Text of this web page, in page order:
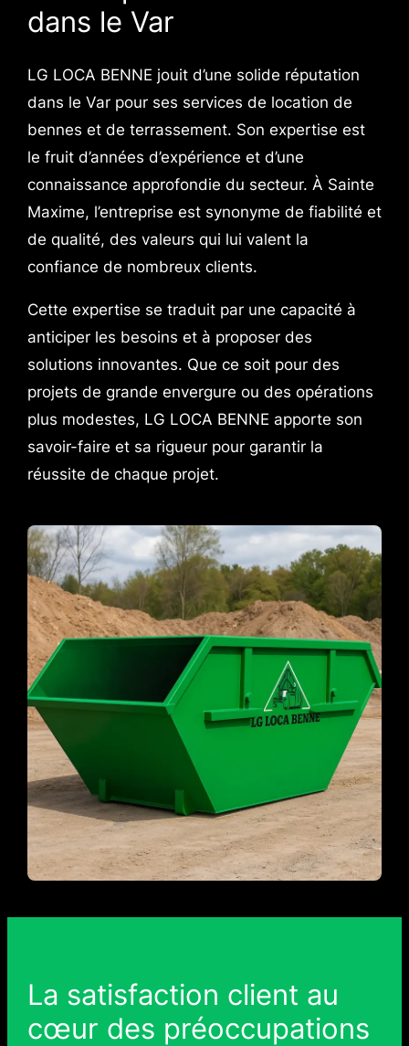
dans le Var
LG LOCA BENNE jouit d’une solide réputation
dans le Var pour ses services de location de
bennes et de terrassement. Son expertise est
le fruit d’années d’expérience et d’une
connaissance approfondie du secteur. À Sainte
Maxime, l’entreprise est synonyme de fiabilité et
de qualité, des valeurs qui lui valent la
confiance de nombreux clients.
Cette expertise se traduit par une capacité à
anticiper les besoins et à proposer des
solutions innovantes. Que ce soit pour des
projets de grande envergure ou des opérations
plus modestes, LG LOCA BENNE apporte son
savoir-faire et sa rigueur pour garantir la
réussite de chaque projet.
La satisfaction client au
cœur des préoccupations